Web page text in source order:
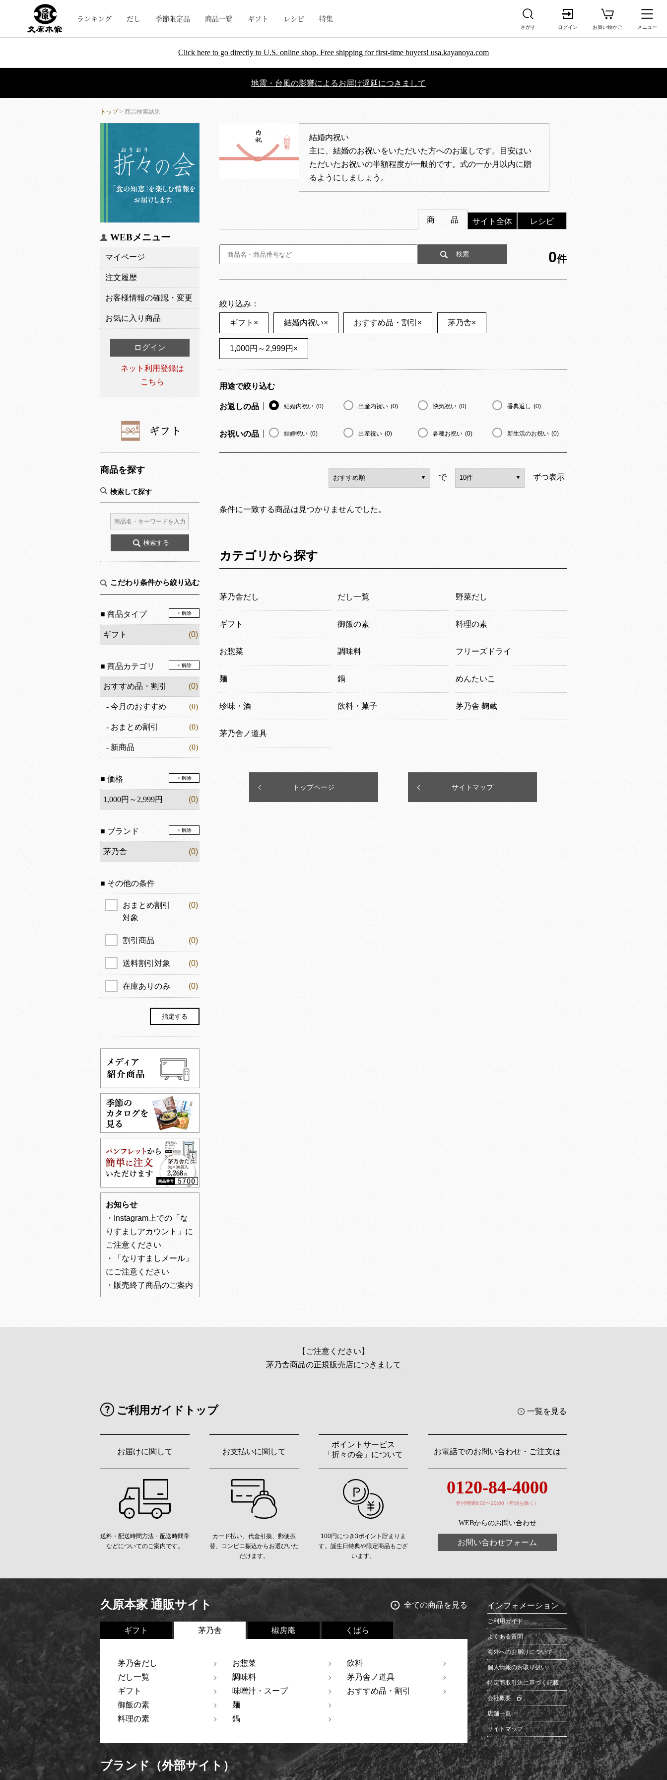
ランキング だし 季節限定品 商品一覧 ギフト レシピ 特集
さがす ログイン お買い物かご メニュー
Click here to go directly to U.S. online shop. Free shipping for first-time buyers! usa.kayanoya.com
地震・台風の影響によるお届け遅延につきまして
トップ> 商品検索結果
WEBメニュー
マイページ
注文履歴
お客様情報の確認・変更
お気に入り商品
ログイン
ネット利用登録は
こちら
商品を探す
検索して探す
こだわり条件から絞り込む
■ 商品タイプ × 解除
ギフト (0)
■ 商品カテゴリ × 解除
おすすめ品・割引 (0)
- 今月のおすすめ (0)
- おまとめ割引 (0)
- 新商品 (0)
■ 価格 × 解除
1,000円～2,999円 (0)
■ ブランド × 解除
茅乃舎 (0)
■ その他の条件
おまとめ割引
対象
(0)
割引商品 (0)
送料割引対象 (0)
在庫ありのみ (0)
お知らせ
・Instagram上での「な
りすましアカウント」に
ご注意ください
・「なりすましメール」
にご注意ください
・販売終了商品のご案内
結婚内祝い
主に、結婚のお祝いをいただいた方へのお返しです。目安はい
ただいたお祝いの半額程度が一般的です。式の一か月以内に贈
るようにしましょう。
商 品 サイト全体 レシピ
0件
絞り込み：
ギフト × 結婚内祝い× おすすめ品・割引 × 茅乃舎×
1,000円～2,999円 ×
用途で絞り込む
お返しの品 結婚内祝い (0) 出産内祝い (0) 快気祝い (0) 香典返し (0)
お祝いの品 結婚祝い (0) 出産祝い (0) 各種お祝い (0) 新生活のお祝い (0)
で ずつ表示
条件に一致する商品は見つかりませんでした。
カテゴリから探す
茅乃舎だし だし一覧 野菜だし
ギフト 御飯の素 料理の素
お惣菜 調味料 フリーズドライ
麺 鍋 めんたいこ
珍味・酒 飲料・菓子 茅乃舎 麹蔵
茅乃舎ノ道具
トップページ サイトマップ
【ご注意ください】
茅乃舎商品の正規販売店につきまして
ご利用ガイドトップ 一覧を見る
お届けに関して
送料・配送時間方法・配送時間帯
などについてのご案内です。
お支払いに関して
カード払い、代金引換、郵便振
替、コンビニ振込からお選びいた
だけます。
ポイントサービス
「折々の会」について
100円につき3ポイント貯まりま
す。誕生日特典や限定商品もござ
います。
お電話でのお問い合わせ・ご注文は
0120-84-4000
受付時間8:00〜20:00（年始を除く）
WEBからのお問い合わせ
お問い合わせフォーム
久原本家 通販サイト 全ての商品を見る
ギフト 茅乃舎 椒房庵 くばら
茅乃舎だし
だし一覧
ギフト
御飯の素
料理の素
お惣菜
調味料
味噌汁・スープ
麺
鍋
飲料
茅乃舎ノ道具
おすすめ品・割引
インフォメーション
ご利用ガイド
よくある質問
海外へのお届けについて
個人情報のお取り扱い
特定商取引法に基づく記載
会社概要
店舗一覧
サイトマップ
ブランド（外部サイト）